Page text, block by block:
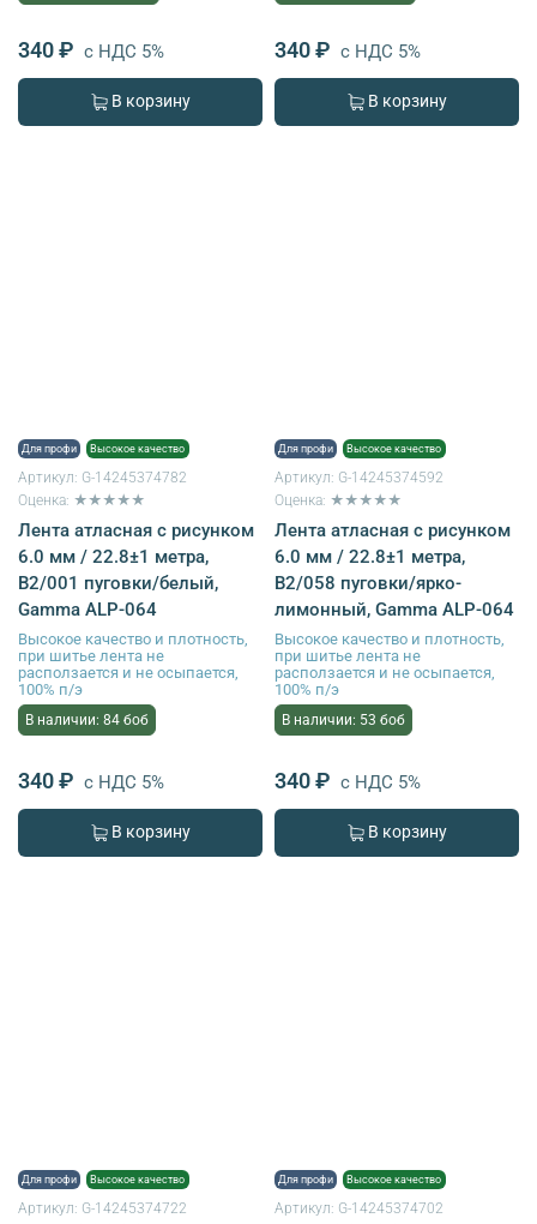
340 ₽ с НДС 5%
В корзину
340 ₽ с НДС 5%
В корзину
Для профи Высокое качество
Артикул: G-14245374782
Оценка: ★★★★★
Лента атласная с рисунком
6.0 мм / 22.8±1 метра,
B2/001 пуговки/белый,
Gamma ALP-064
Высокое качество и плотность,
при шитье лента не
расползается и не осыпается,
100% п/э
В наличии: 84 боб
340 ₽ с НДС 5%
В корзину
Для профи Высокое качество
Артикул: G-14245374592
Оценка: ★★★★★
Лента атласная с рисунком
6.0 мм / 22.8±1 метра,
B2/058 пуговки/ярко-
лимонный, Gamma ALP-064
Высокое качество и плотность,
при шитье лента не
расползается и не осыпается,
100% п/э
В наличии: 53 боб
340 ₽ с НДС 5%
В корзину
Для профи Высокое качество
Артикул: G-14245374722
Для профи Высокое качество
Артикул: G-14245374702